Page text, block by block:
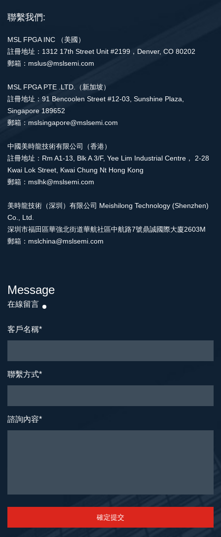
聯繫我們:
MSL FPGA INC （美國）
註冊地址：1312 17th Street Unit #2199，Denver, CO 80202
郵箱：mslus@mslsemi.com
MSL FPGA PTE .LTD.（新加坡）
註冊地址：91 Bencoolen Street #12-03, Sunshine Plaza,
Singapore 189652
郵箱：mslsingapore@mslsemi.com
中國美時龍技術有限公司（香港）
註冊地址：Rm A1-13, Blk A 3/F, Yee Lim Industrial Centre， 2-28
Kwai Lok Street, Kwai Chung Nt Hong Kong
郵箱：mslhk@mslsemi.com
美時龍技術（深圳）有限公司 Meishilong Technology (Shenzhen)
Co., Ltd.
深圳市福田區華強北街道華航社區中航路7號鼎誠國際大廈2603M
郵箱：mslchina@mslsemi.com
Message
在線留言
客戶名稱*
聯繫方式*
諮詢內容*
確定提交